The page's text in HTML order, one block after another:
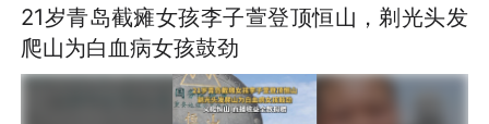
21岁青岛截瘫女孩李子萱登顶恒山，剃光头发
爬山为白血病女孩鼓劲